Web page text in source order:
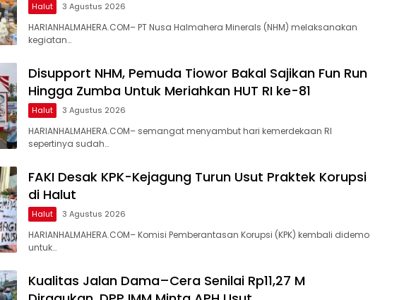
Halut 3 Agustus 2026
HARIANHALMAHERA.COM– PT Nusa Halmahera Minerals (NHM) melaksanakan
kegiatan…
Disupport NHM, Pemuda Tiowor Bakal Sajikan Fun Run
Hingga Zumba Untuk Meriahkan HUT RI ke-81
Halut 3 Agustus 2026
HARIANHALMAHERA.COM– semangat menyambut hari kemerdekaan RI
sepertinya sudah…
FAKI Desak KPK-Kejagung Turun Usut Praktek Korupsi
di Halut
Halut 3 Agustus 2026
HARIANHALMAHERA.COM– Komisi Pemberantasan Korupsi (KPK) kembali didemo
untuk…
Kualitas Jalan Dama–Cera Senilai Rp11,27 M